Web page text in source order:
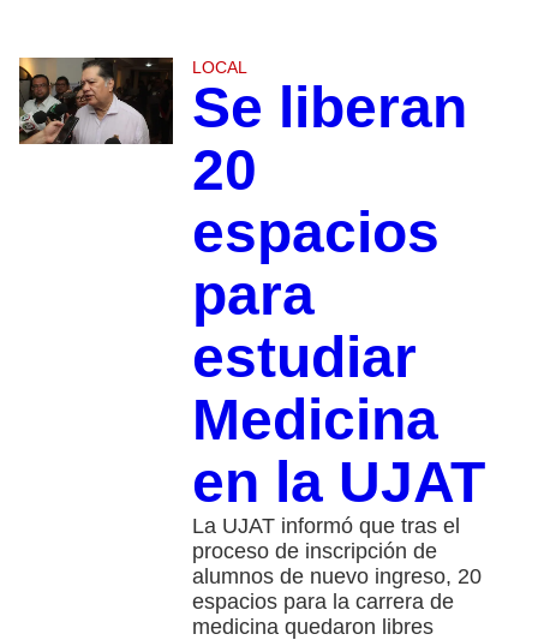
LOCAL
Se liberan
20
espacios
para
estudiar
Medicina
en la UJAT
La UJAT informó que tras el
proceso de inscripción de
alumnos de nuevo ingreso, 20
espacios para la carrera de
medicina quedaron libres